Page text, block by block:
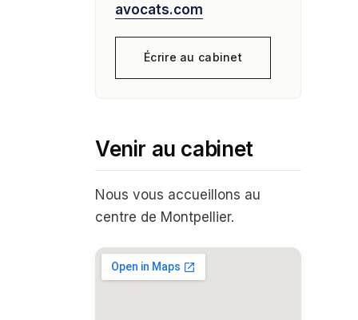
avocats.com
Écrire au cabinet
Venir au cabinet
Nous vous accueillons au
centre de Montpellier.